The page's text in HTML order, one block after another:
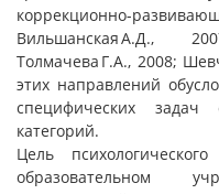
коррекционно-
Вильшанская А.Д.,
Толмачева Г.А., 2008;
этих направлений
специфических задач
категорий.
Цель
образовательном